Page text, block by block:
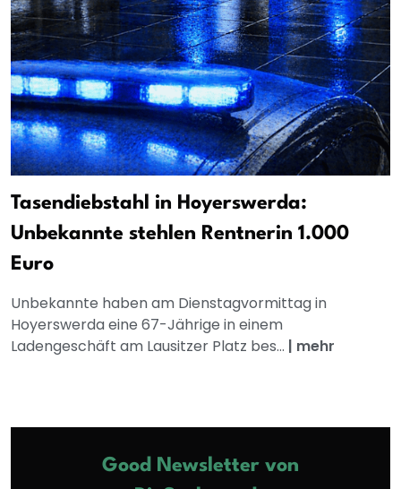
Tasendiebstahl in Hoyerswerda:
Unbekannte stehlen Rentnerin 1.000
Euro
Unbekannte haben am Dienstagvormittag in
Hoyerswerda eine 67-Jährige in einem
Ladengeschäft am Lausitzer Platz bes... | mehr
Good Newsletter von